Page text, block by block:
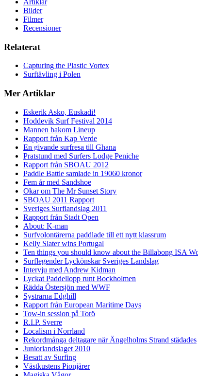
Bilder
Filmer
Recensioner
Relaterat
Capturing the Plastic Vortex
Surftävling i Polen
Mer Artiklar
Eskerik Asko, Euskadi!
Hoddevik Surf Festival 2014
Mannen bakom Lineup
Rapport från Kap Verde
En givande surfresa till Ghana
Pratstund med Surfers Lodge Peniche
Rapport från SBOAU 2012
Paddle Battle samlade in 19060 kronor
Fem år med Sandshoe
Okar om The Mr Sunset Story
SBOAU 2011 Rapport
Sveriges Surflandslag 2011
Rapport från Stadt Open
About: K-man
Surfvolontärerna paddlade till ett nytt klassrum
Kelly Slater wins Portugal
Ten things you should know about the Billabong ISA
Surflegender Lyckönskar Sveriges Landslag
Intervju med Andrew Kidman
Lyckat Paddellopp runt Bockholmen
Rädda Östersjön med WWF
Systrarna Edghill
Rapport från European Maritime Days
Tow-in session på Torö
R.I.P. Sverre
Localism i Norrland
Rekordmånga deltagare när Ängelholms Strand städades
Juniorlandslaget 2010
Besatt av Surfing
Västkustens Pionjärer